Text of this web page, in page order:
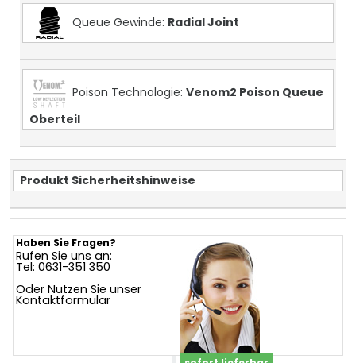
Queue Gewinde: Radial Joint
Poison Technologie: Venom2 Poison Queue
Oberteil
Produkt Sicherheitshinweise
Haben Sie Fragen?
Rufen Sie uns an:
Tel: 0631-351 350
Oder Nutzen Sie unser
Kontaktformular